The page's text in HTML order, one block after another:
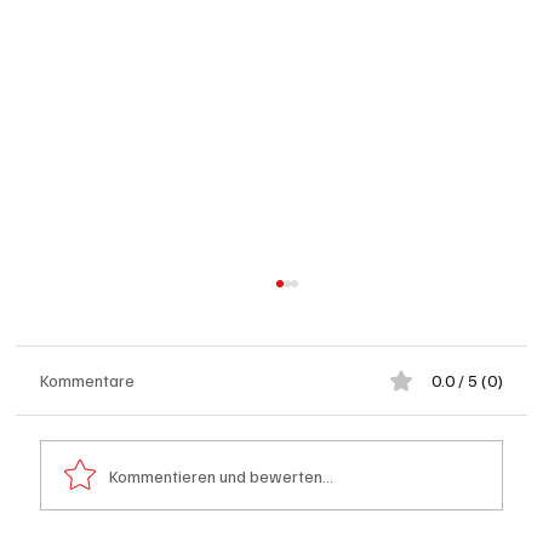
Kommentare 0.0 / 5 (0)
Kommentieren und bewerten...